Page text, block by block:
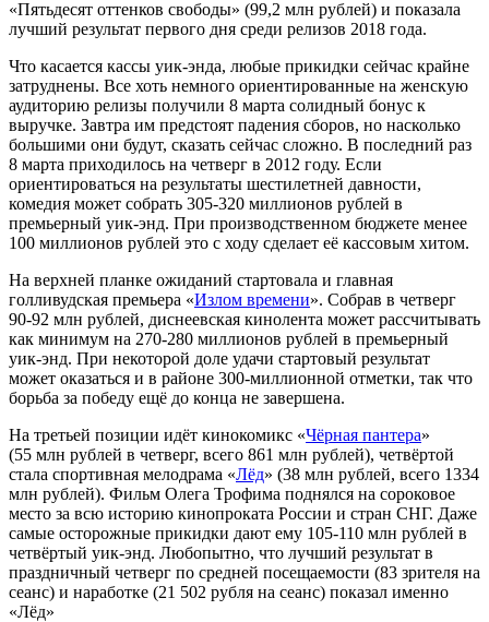
«Пятьдесят оттенков свободы» (99,2 млн рублей) и показала
лучший результат первого дня среди релизов 2018 года.
Что касается кассы уик-энда, любые прикидки сейчас крайне
затруднены. Все хоть немного ориентированные на женскую
аудиторию релизы получили 8 марта солидный бонус к
выручке. Завтра им предстоят падения сборов, но насколько
большими они будут, сказать сейчас сложно. В последний раз
8 марта приходилось на четверг в 2012 году. Если
ориентироваться на результаты шестилетней давности,
комедия может собрать 305-320 миллионов рублей в
премьерный уик-энд. При производственном бюджете менее
100 миллионов рублей это с ходу сделает её кассовым хитом.
На верхней планке ожиданий стартовала и главная
голливудская премьера «Излом времени». Собрав в четверг
90-92 млн рублей, диснеевская кинолента может рассчитывать
как минимум на 270-280 миллионов рублей в премьерный
уик-энд. При некоторой доле удачи стартовый результат
может оказаться и в районе 300-миллионной отметки, так что
борьба за победу ещё до конца не завершена.
На третьей позиции идёт кинокомикс «Чёрная пантера»
(55 млн рублей в четверг, всего 861 млн рублей), четвёртой
стала спортивная мелодрама «Лёд» (38 млн рублей, всего 1334
млн рублей). Фильм Олега Трофима поднялся на сороковое
место за всю историю кинопроката России и стран СНГ. Даже
самые осторожные прикидки дают ему 105-110 млн рублей в
четвёртый уик-энд. Любопытно, что лучший результат в
праздничный четверг по средней посещаемости (83 зрителя на
сеанс) и наработке (21 502 рубля на сеанс) показал именно
«Лёд»